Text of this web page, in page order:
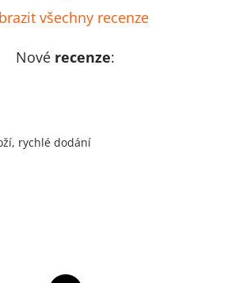
všechny recenze
Nové recenze:
rychlé dodání